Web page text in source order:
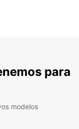
para
modelos